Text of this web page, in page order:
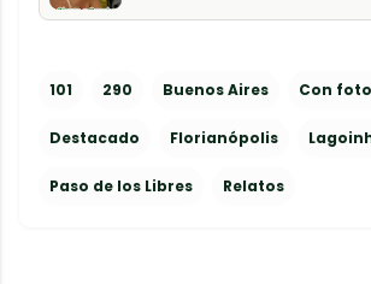
101 290 Buenos Aires Con
Destacado Florianópolis
Paso de los Libres Relatos